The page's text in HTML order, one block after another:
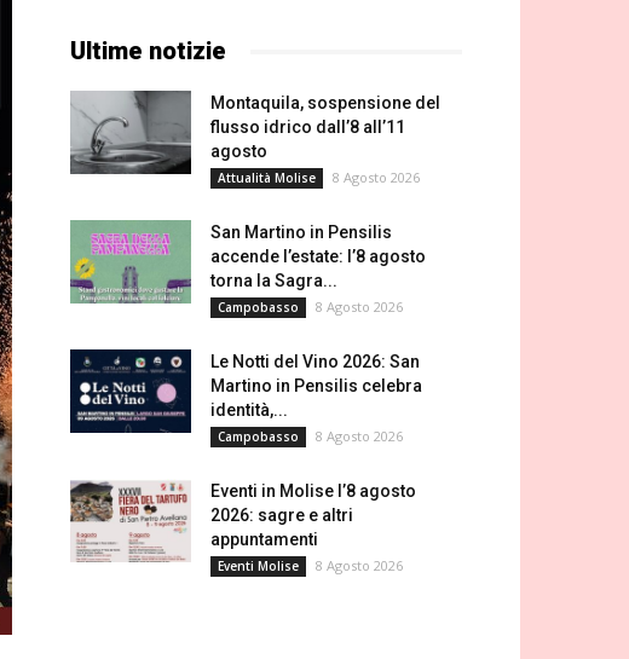
Ultime notizie
Montaquila, sospensione del
flusso idrico dall’8 all’11
agosto
Attualità Molise 8 Agosto 2026
San Martino in Pensilis
accende l’estate: l’8 agosto
torna la Sagra...
Campobasso 8 Agosto 2026
Le Notti del Vino 2026: San
Martino in Pensilis celebra
identità,...
Campobasso 8 Agosto 2026
Eventi in Molise l’8 agosto
2026: sagre e altri
appuntamenti
Eventi Molise 8 Agosto 2026